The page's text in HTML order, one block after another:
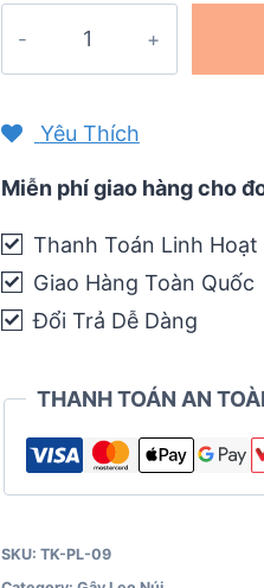
carbon
sốc
Pioneer
Brave
Heart
(PL-
quantity
Yêu Thích
Miễn phí giao hàng cho
Thanh Toán Linh Hoạt
Giao Hàng Toàn Quốc
Đổi Trả Dễ Dàng
THANH TOÁN AN
SKU: TK-PL-09